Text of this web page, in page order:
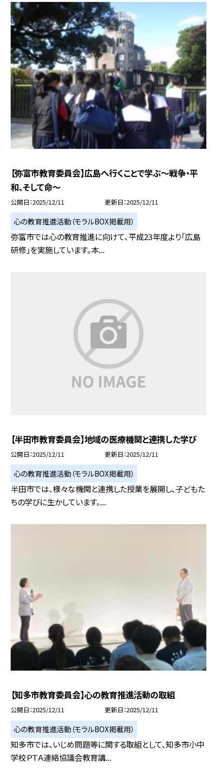
【弥富市教育委員会】広島へ行くことで学ぶ～戦争・平
和、そして命～
公開日 2025/12/11 更新日 2025/12/11
心の教育推進活動（モラルBOX掲載用）
弥富市では心の教育推進に向けて、平成23年度より「広島
研修」を実施しています。本...
【半田市教育委員会】地域の医療機関と連携した学び
公開日 2025/12/11 更新日 2025/12/11
心の教育推進活動（モラルBOX掲載用）
半田市では、様々な機関と連携した授業を展開し、子どもた
ちの学びに生かしています。...
【知多市教育委員会】心の教育推進活動の取組
公開日 2025/12/11 更新日 2025/12/11
心の教育推進活動（モラルBOX掲載用）
知多市では、いじめ問題等に関する取組として、知多市小中
学校ＰＴＡ連絡協議会教育講...